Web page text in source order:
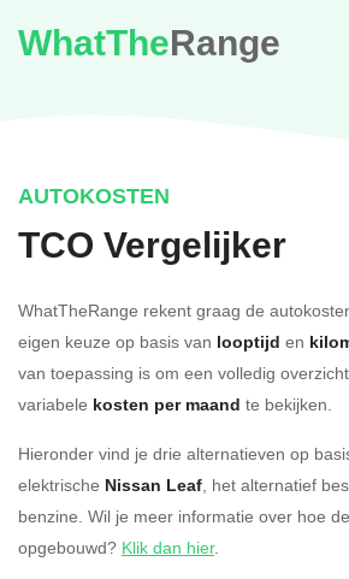
WhatTheRange
AUTOKOSTEN
TCO Vergelijker
WhatTheRange rekent graag de
eigen keuze op basis van looptijd en
van toepassing is om een volledig
variabele kosten per maand te bekijken.
Hieronder vind je drie alternatieven op
elektrische Nissan Leaf, het alternatief
benzine. Wil je meer informatie over hoe
opgebouwd? Klik dan hier.